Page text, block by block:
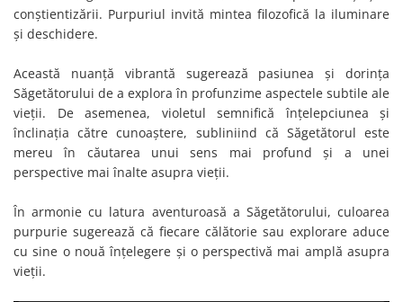
conștientizării. Purpuriul invită mintea filozofică la iluminare
și deschidere.
Această nuanță vibrantă sugerează pasiunea și dorința
Săgetătorului de a explora în profunzime aspectele subtile ale
vieții. De asemenea, violetul semnifică înțelepciunea și
înclinația către cunoaștere, subliniind că Săgetătorul este
mereu în căutarea unui sens mai profund și a unei
perspective mai înalte asupra vieții.
În armonie cu latura aventuroasă a Săgetătorului, culoarea
purpurie sugerează că fiecare călătorie sau explorare aduce
cu sine o nouă înțelegere și o perspectivă mai amplă asupra
vieții.